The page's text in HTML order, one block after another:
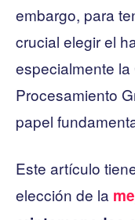
embargo, para
crucial elegir el
especialmente
Procesamiento
papel
Este artículo
elección de la